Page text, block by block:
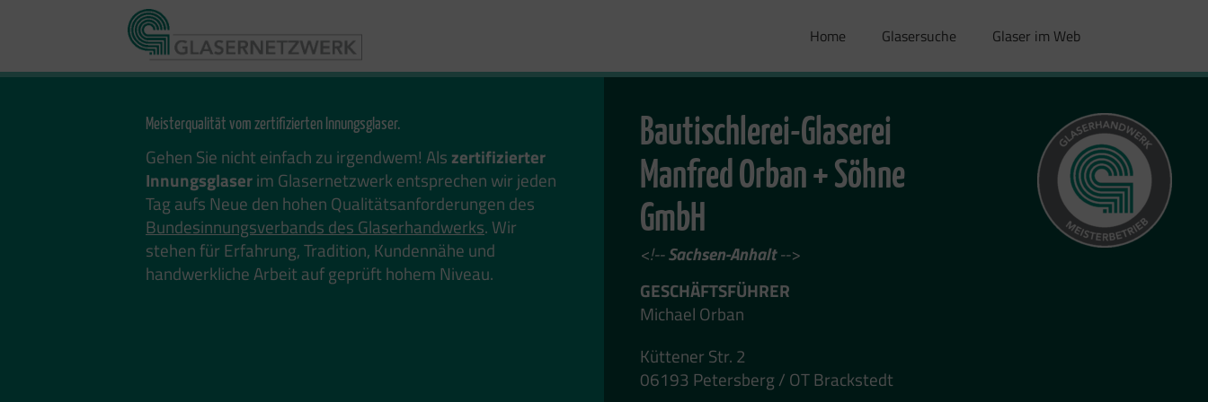
Home Glasersuche Glaser im Web
Meisterqualität vom zertifizierten Innungsglaser.
Gehen Sie nicht einfach zu irgendwem! Als zertifizierter
Innungsglaserim Glasernetzwerk entsprechen wir jeden
Tag aufs Neue den hohen Qualitätsanforderungen des
Bundesinnungsverbands des Glaserhandwerks. Wir
stehen für Erfahrung, Tradition, Kundennähe und
handwerkliche Arbeit auf geprüft hohem Niveau.
Bautischlerei-Glaserei
Manfred Orban + Söhne
GmbH
<!--Sachsen-Anhalt-->
GESCHÄFTSFÜHRER
Michael Orban
Küttener Str. 2
06193 Petersberg / OT Brackstedt